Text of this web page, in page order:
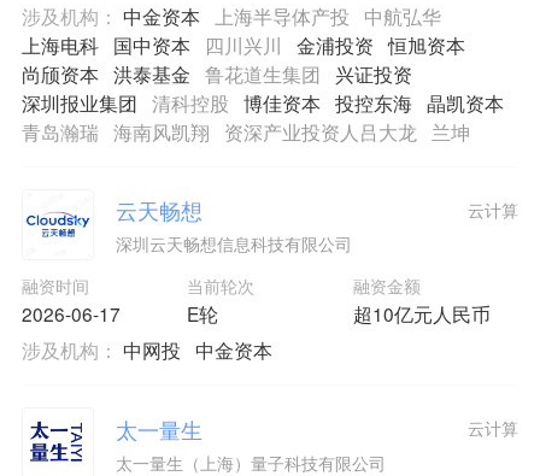
涉及机构： 中金资本 上海半导体产投
中航弘华
上海电科 国中资本 四川兴川 金浦投资 恒旭资本
尚颀资本 洪泰基金 鲁花道生集团
兴证投资
深圳报业集团 清科控股 博佳资本 投控东海 晶凯资本
青岛瀚瑞 海南风凯翔 资深产业投资人吕大龙 兰坤
云天畅想
深圳云天畅想信息科技有限公司
融资时间
2026-06-17
当前轮次
E轮
融资金额
超10亿元人民币
云计算
涉及机构： 中网投 中金资本
太一量生
太一量生（上海）量子科技有限公司
云计算